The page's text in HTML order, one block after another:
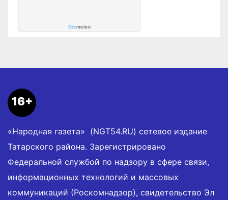
Gismeteo
16+
«Народная газета» (NGT54.RU) сетевое издание
Татарского района. Зарегистрировано
Федеральной службой по надзору в сфере связи,
информационных технологий и массовых
коммуникаций (Роскомнадзор), свидетельство Эл